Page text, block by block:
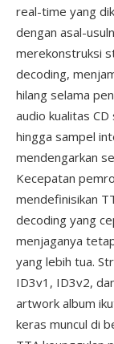
real-time yang
dengan asal-
merekonstruksi
decoding,
hilang selama
audio kualitas
hingga sampel
mendengarkan
Kecepatan
mendefinisikan
decoding yang
menjaganya
yang lebih tua.
ID3v1, ID3v2,
artwork album
keras muncul di